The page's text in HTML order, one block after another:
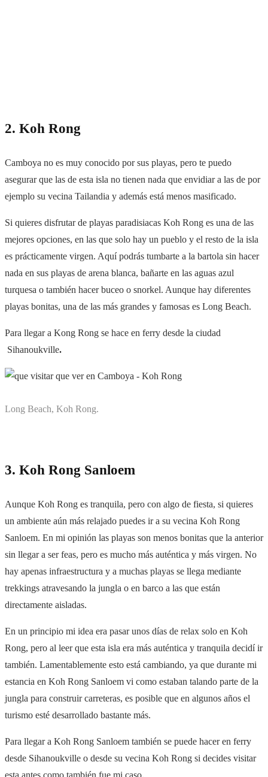
2. Koh Rong
Camboya no es muy conocido por sus playas, pero te puedo
asegurar que las de esta isla no tienen nada que envidiar a las de por
ejemplo su vecina Tailandia y además está menos masificado.
Si quieres disfrutar de playas paradisiacas Koh Rong es una de las
mejores opciones, en las que solo hay un pueblo y el resto de la isla
es prácticamente virgen. Aquí podrás tumbarte a la bartola sin hacer
nada en sus playas de arena blanca, bañarte en las aguas azul
turquesa o también hacer buceo o snorkel. Aunque hay diferentes
playas bonitas, una de las más grandes y famosas es Long Beach.
Para llegar a Kong Rong se hace en ferry desde la ciudad
Sihanoukville.
Long Beach, Koh Rong.
3. Koh Rong Sanloem
Aunque Koh Rong es tranquila, pero con algo de fiesta, si quieres
un ambiente aún más relajado puedes ir a su vecina Koh Rong
Sanloem. En mi opinión las playas son menos bonitas que la anterior
sin llegar a ser feas, pero es mucho más auténtica y más virgen. No
hay apenas infraestructura y a muchas playas se llega mediante
trekkings atravesando la jungla o en barco a las que están
directamente aisladas.
En un principio mi idea era pasar unos días de relax solo en Koh
Rong, pero al leer que esta isla era más auténtica y tranquila decidí ir
también. Lamentablemente esto está cambiando, ya que durante mi
estancia en Koh Rong Sanloem vi como estaban talando parte de la
jungla para construir carreteras, es posible que en algunos años el
turismo esté desarrollado bastante más.
Para llegar a Koh Rong Sanloem también se puede hacer en ferry
desde Sihanoukville o desde su vecina Koh Rong si decides visitar